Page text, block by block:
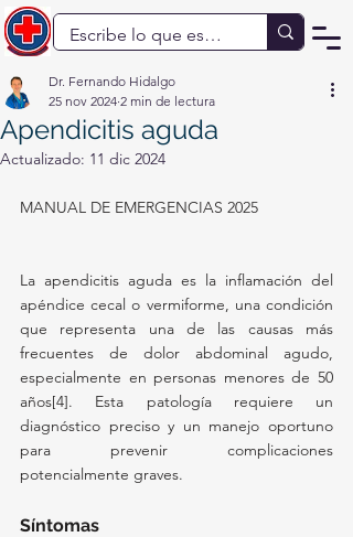
Apendicitis aguda
Dr. Fernando Hidalgo
25 nov 2024 2 min de lectura
Actualizado: 11 dic 2024
MANUAL DE EMERGENCIAS 2025
La apendicitis aguda es la inflamación del
apéndice cecal o vermiforme, una condición
que representa una de las causas más
frecuentes de dolor abdominal agudo,
especialmente en personas menores de 50
años[4]. Esta patología requiere un
diagnóstico preciso y un manejo oportuno
para prevenir complicaciones
potencialmente graves.
Síntomas